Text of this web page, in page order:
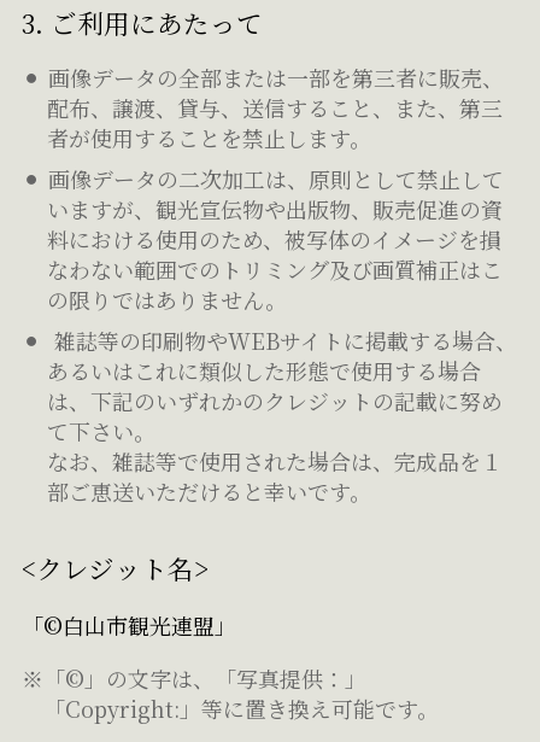
3. ご利用にあたって
画像データの全部または一部を第三者に販売、
配布、譲渡、貸与、送信すること、また、第三
者が使用することを禁止します。
画像データの二次加工は、原則として禁止して
いますが、観光宣伝物や出版物、販売促進の資
料における使用のため、被写体のイメージを損
なわない範囲でのトリミング及び画質補正はこ
の限りではありません。
雑誌等の印刷物やWEBサイトに掲載する場合、
あるいはこれに類似した形態で使用する場合
は、下記のいずれかのクレジットの記載に努め
て下さい。
なお、雑誌等で使用された場合は、完成品を１
部ご恵送いただけると幸いです。
<クレジット名>
「©白山市観光連盟」
※「©」の文字は、「写真提供：」
「Copyright:」等に置き換え可能です。